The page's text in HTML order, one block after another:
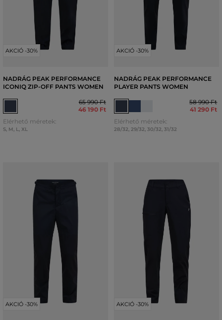
AKCIÓ -30%
NADRÁG PEAK PERFORMANCE
ICONIQ ZIP-OFF PANTS WOMEN
65 990 Ft
46 190 Ft
Elérhető méretek:
S, M, L, XL
AKCIÓ -30%
NADRÁG PEAK PERFORMANCE
PLAYER PANTS WOMEN
58 990 Ft
41 290 Ft
Elérhető méretek:
28/32, 29/32, 30/32, 31/32
AKCIÓ -30% AKCIÓ -30%